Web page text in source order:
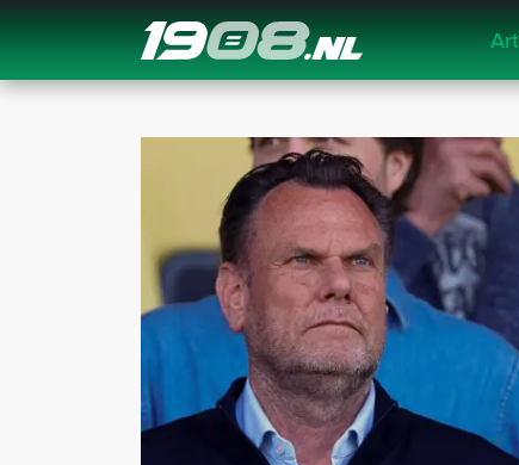
Navigation